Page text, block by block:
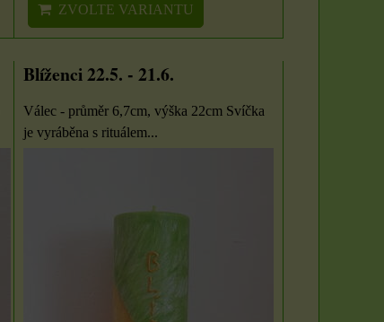
ZVOLTE VARIANTU
Blíženci 22.5. - 21.6.
Válec - průměr 6,7cm, výška 22cm Svíčka
je vyráběna s rituálem...
Organzové sáčky najdou